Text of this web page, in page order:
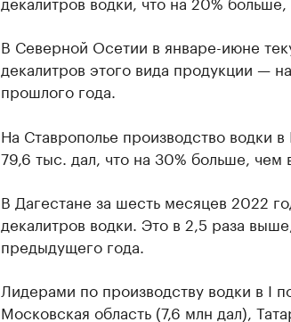
В Северной Осетии в январе-июне
декалитров этого вида продукции —
прошлого года.
На Ставрополье производство водки
79,6 тыс. дал, что на 30% больше, чем
В Дагестане за шесть месяцев 2022
декалитров водки. Это в 2,5 раза
предыдущего года.
Лидерами по производству водки в I
Московская область (7,6 млн дал),